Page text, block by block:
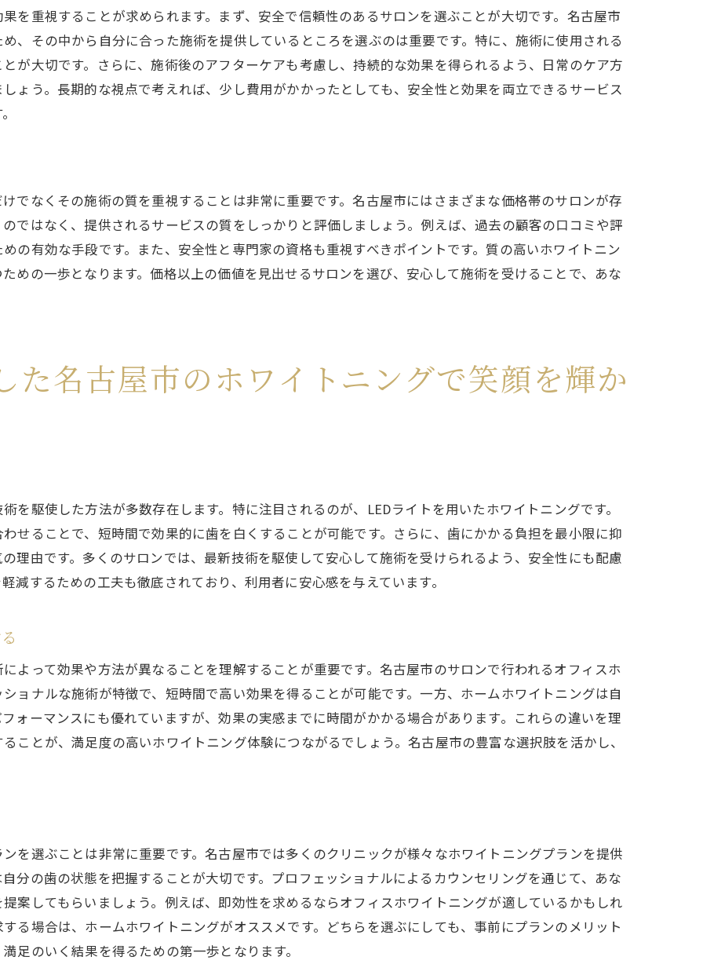
ワイトニングの進化とその効果
別対応のカスタマイズプラン
ニング初心者必見名古屋市での安心施術の選び方
心者におすすめの施術プラン
術後の効果を最大化するコツ
心して受けられる施術体制
ホワイトニング最新トレンドと安全性を両立する選び方
行のデジタルケアについて
を重視することが求められます。まず、安全で信頼性のあるサロンを選ぶことが大切です。名古屋市
、その中から自分に合った施術を提供しているところを選ぶのは重要です。特に、施術に使用される
が大切です。さらに、施術後のアフターケアも考慮し、持続的な効果を得られるよう、日常のケア方
ょう。長期的な視点で考えれば、少し費用がかかったとしても、安全性と効果を両立できるサービス
でなくその施術の質を重視することは非常に重要です。名古屋市にはさまざまな価格帯のサロンが存
ではなく、提供されるサービスの質をしっかりと評価しましょう。例えば、過去の顧客の口コミや評
の有効な手段です。また、安全性と専門家の資格も重視すべきポイントです。質の高いホワイトニン
めの一歩となります。価格以上の価値を見出せるサロンを選び、安心して施術を受けることで、あな
た名古屋市のホワイトニングで笑顔を輝か
を駆使した方法が多数存在します。特に注目されるのが、LEDライトを用いたホワイトニングです。
せることで、短時間で効果的に歯を白くすることが可能です。さらに、歯にかかる負担を最小限に抑
理由です。多くのサロンでは、最新技術を駆使して安心して施術を受けられるよう、安全性にも配慮
減するための工夫も徹底されており、利用者に安心感を与えています。
よって効果や方法が異なることを理解することが重要です。名古屋市のサロンで行われるオフィスホ
ョナルな施術が特徴で、短時間で高い効果を得ることが可能です。一方、ホームホワイトニングは自
ォーマンスにも優れていますが、効果の実感までに時間がかかる場合があります。これらの違いを理
ことが、満足度の高いホワイトニング体験につながるでしょう。名古屋市の豊富な選択肢を活かし、
を選ぶことは非常に重要です。名古屋市では多くのクリニックが様々なホワイトニングプランを提供
分の歯の状態を把握することが大切です。プロフェッショナルによるカウンセリングを通じて、あな
案してもらいましょう。例えば、即効性を求めるならオフィスホワイトニングが適しているかもしれ
る場合は、ホームホワイトニングがオススメです。どちらを選ぶにしても、事前にプランのメリット
足のいく結果を得るための第一歩となります。